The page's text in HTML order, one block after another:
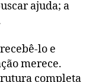
ajuda; a
lo e
merece.
completa